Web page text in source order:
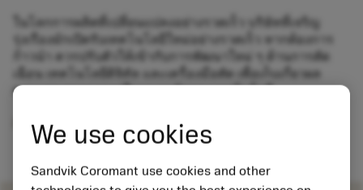
ในโลกการผลิตที่เปลี่ยนแปลงอย่างรวดเร็ว บริษัทที่เจริญ
รุ่งเรืองมักเปิดรับเทคโนโลยีใหม่อย่างรวดเร็ว หากต้องการ
ก้าวนำ ควรปรับตัวให้เข้ากับการพัฒนาใหม่ ๆ ด้านการตัด
เฉือน เทคโนโลยีดิจิทัล และเครื่องมือตัด เพื่อเก็บเกี่ยวผล
ตอบแทนจากการอยู่ในแนวหน้าของเทคโนโลยี
อ่านเพิ่มเติมเกี่ยวกับนิสัยในการเปิดรับเทคโนโลยีใหม่
We use cookies
Sandvik Coromant use cookies and other